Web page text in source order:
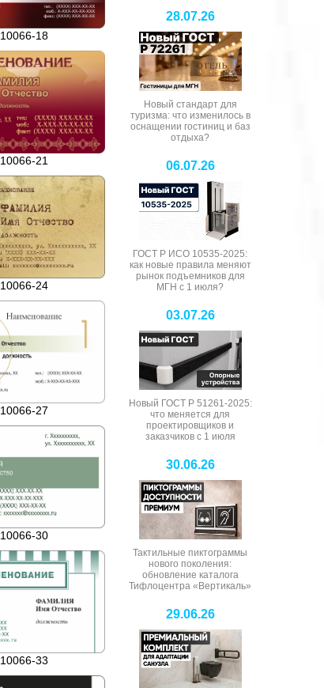
18
21
24
27
30
33
28.07.26
Новый стандарт для
туризма: что изменилось в
оснащении гостиниц и баз
отдыха?
06.07.26
ГОСТ Р ИСО 10535-2025:
как новые правила меняют
рынок подъемников для
МГН с 1 июля?
03.07.26
Новый ГОСТ Р 51261-2025:
что меняется для
проектировщиков и
заказчиков с 1 июля
30.06.26
Тактильные пиктограммы
нового поколения:
обновление каталога
Тифлоцентра «Вертикаль»
29.06.26